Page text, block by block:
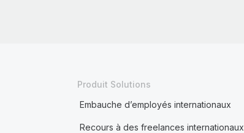
Produit Solutions
Embauche d’employés internationaux
Recours à des freelances internationaux